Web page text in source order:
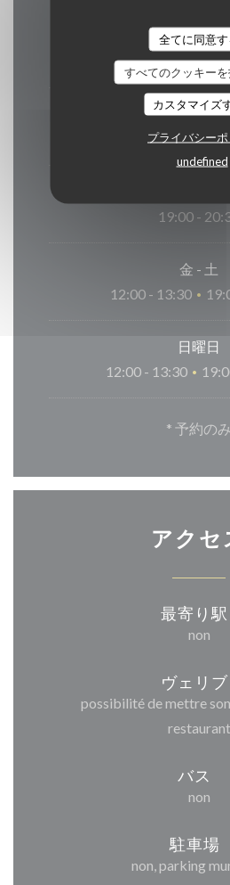
全てに同意す
すべてのクッキー
カスタマイズ
プライバシー
undefined
月-火
12:00 - 13:30 •
水曜日
閉じてい
19:00 -
金 - 土
12:00 - 13:30 •
日曜日
12:00 - 13:30 •
* 予約のみ
アクセ
最寄り駅
non
ヴェリブ
possibilité de mettre
restaurant
バス
non
駐車場
non, parking